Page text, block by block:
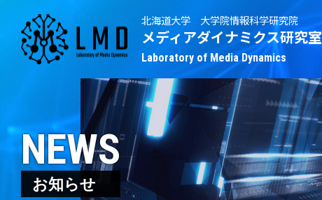
北海道大学 大学院情報科学研究院
メディアダイナミクス研究室
Laboratory of Media Dynamics
NEWS
お知らせ